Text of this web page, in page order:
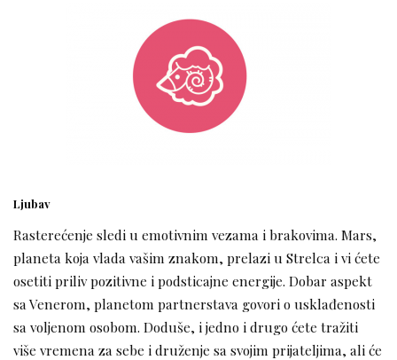
Ljubav
Rasterećenje sledi u emotivnim vezama i brakovima. Mars,
planeta koja vlada vašim znakom, prelazi u Strelca i vi ćete
osetiti priliv pozitivne i podsticajne energije. Dobar aspekt
sa Venerom, planetom partnerstava govori o usklađenosti
sa voljenom osobom. Doduše, i jedno i drugo ćete tražiti
više vremena za sebe i druženje sa svojim prijateljima, ali će